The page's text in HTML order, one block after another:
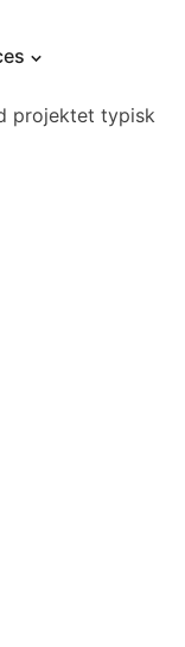
projektet typisk